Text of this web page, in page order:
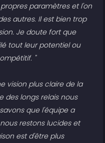
paramètres et l'on
autres. Il est bien trop
Je doute fort que
tout leur potentiel ou
"
vision plus claire de la
des longs relais nous
que l'équipe a
restons lucides et
est d'être plus